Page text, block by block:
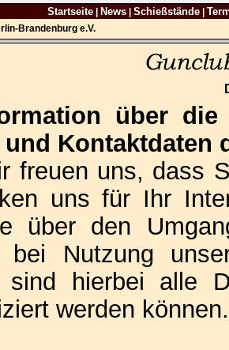
Startseite| News| Schießstände|
Brandenburg e.V.
über die
und Kontaktdaten
freuen uns, dass
uns für Ihr
über den
bei Nutzung
sind hierbei alle
werden können.